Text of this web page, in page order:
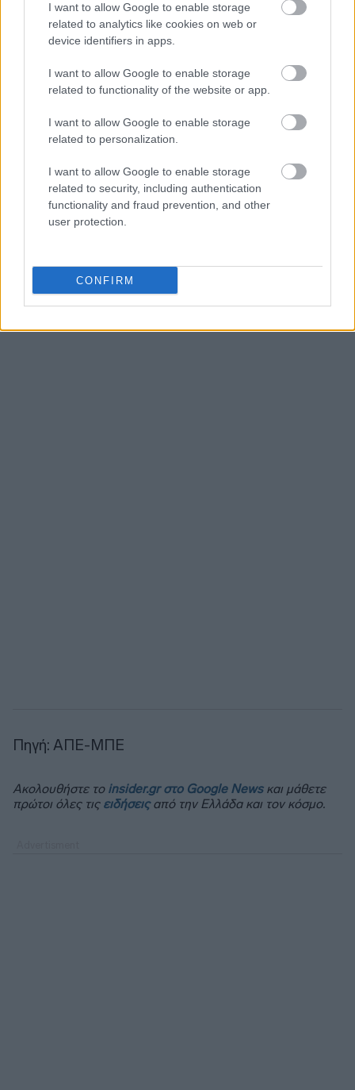
I want to allow Google to enable storage
related to analytics like cookies on web or
device identifiers in apps.
I want to allow Google to enable storage
related to functionality of the website or app.
I want to allow Google to enable storage
related to personalization.
I want to allow Google to enable storage
related to security, including authentication
functionality and fraud prevention, and other
user protection.
CONFIRM
στα νησιά αλλά και στην ηπειρωτική Ελλάδα, όπου
κλείσαμε 86 δομές και οι υφιστάμενες δομές
λειτουργούν στο μισό της χωρητικότητας». Ο κ.
Μηταράκης συμπληρώνει ότι «έμφαση το 2022
δίνουμε πλέον στις μεγάλες πόλεις, Αθήνα και
Θεσσαλονίκη, μαζί με τα συναρμόδια υπουργεία,
στο πλαίσιο συγκεκριμένων ενεργειών.
προσήλωση για την ολοκλήρωση του εθνικού
συστήματος υποδοχής».
Πηγή: ΑΠΕ-ΜΠΕ
Ακολουθήστε το insider.gr στο Google Newsκαι μάθετε
πρώτοι όλες τις ειδήσειςαπό την Ελλάδα και τον κόσμο.